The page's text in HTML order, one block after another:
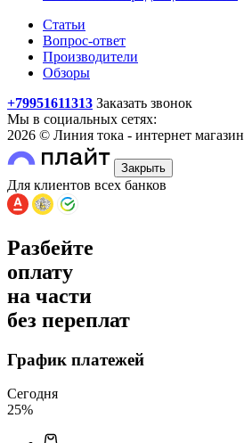
Статьи
Вопрос-ответ
Производители
Обзоры
+79951611313 Заказать звонок
Мы в социальных сетях:
2026 © Линия тока - интернет магазин
Закрыть
Для клиентов всех банков
Разбейте
оплату
на части
без переплат
График платежей
Сегодня
25%